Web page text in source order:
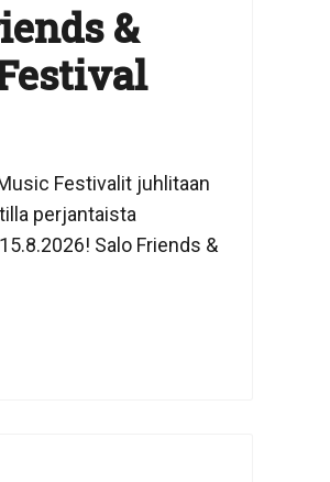
&
Festivalit juhlitaan
perjantaista
Salo Friends &